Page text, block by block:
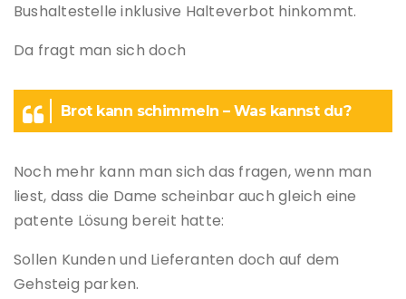
Bushaltestelle inklusive Halteverbot hinkommt.
Da fragt man sich doch
Brot kann schimmeln – Was kannst du?
Noch mehr kann man sich das fragen, wenn man
liest, dass die Dame scheinbar auch gleich eine
patente Lösung bereit hatte:
Sollen Kunden und Lieferanten doch auf dem
Gehsteig parken.